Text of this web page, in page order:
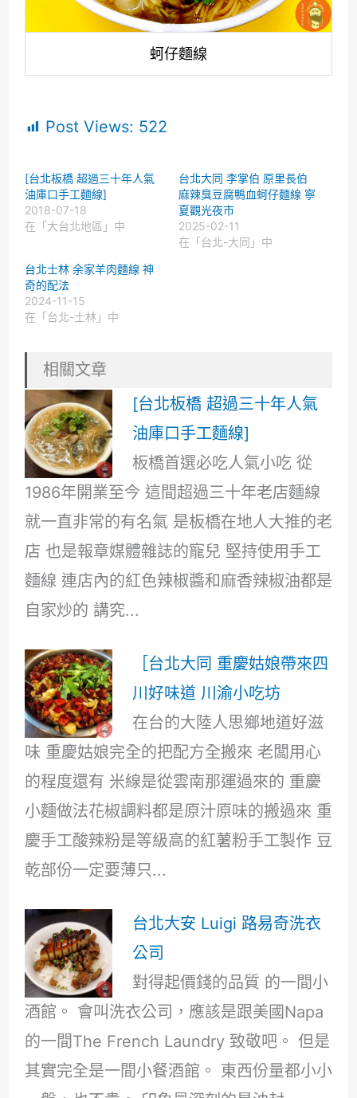
蚵仔麵線
Post Views: 522
[台北板橋 超過三十年人氣
油庫口手工麵線]
2018-07-18
在「大台北地區」中
台北大同 李掌伯 原里長伯
麻辣臭豆腐鴨血蚵仔麵線 寧
夏觀光夜市
2025-02-11
在「台北-大同」中
台北士林 余家羊肉麵線 神
奇的配法
2024-11-15
在「台北-士林」中
相關文章
[台北板橋 超過三十年人氣
油庫口手工麵線]
板橋首選必吃人氣小吃 從
1986年開業至今 這間超過三十年老店麵線
就一直非常的有名氣 是板橋在地人大推的老
店 也是報章媒體雜誌的寵兒 堅持使用手工
麵線 連店內的紅色辣椒醬和麻香辣椒油都是
自家炒的 講究...
［台北大同 重慶姑娘帶來四
川好味道 川渝小吃坊
在台的大陸人思鄉地道好滋
味 重慶姑娘完全的把配方全搬來 老闆用心
的程度還有 米線是從雲南那運過來的 重慶
小麵做法花椒調料都是原汁原味的搬過來 重
慶手工酸辣粉是等級高的紅薯粉手工製作 豆
乾部份一定要薄只...
台北大安 Luigi 路易奇洗衣
公司
對得起價錢的品質 的一間小
酒館。 會叫洗衣公司，應該是跟美國Napa
的一間The French Laundry 致敬吧。 但是
其實完全是一間小餐酒館。 東西份量都小小